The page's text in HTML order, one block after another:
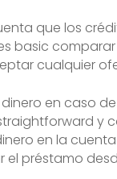
que los
basic
cualquier
en caso
y
en la
el préstamo